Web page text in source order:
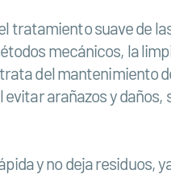
tratamiento suave de
mecánicos, la
del mantenimiento
arañazos y
y no deja residuos,